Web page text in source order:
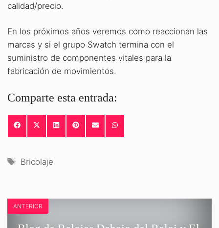
calidad/precio.
En los próximos años veremos como reaccionan las
marcas y si el grupo Swatch termina con el
suministro de componentes vitales para la
fabricación de movimientos.
Comparte esta entrada:
COMPARTIR
EN
COMPARTIR
EN
(TWITTER)
COMPARTIR
EN
COMPARTIR
EN
COMPARTIR
EN
EN
Etiquetas
Bricolaje
ANTERIOR